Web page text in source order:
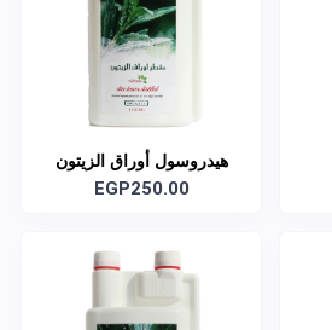
هيدروسول أوراق الزيتون
العضوي
EGP250.00